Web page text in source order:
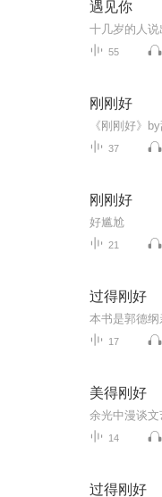
遇见你
55
刚刚好
37
刚刚好
好尴尬
21
过得刚好
17
美得刚好
14
过得刚好